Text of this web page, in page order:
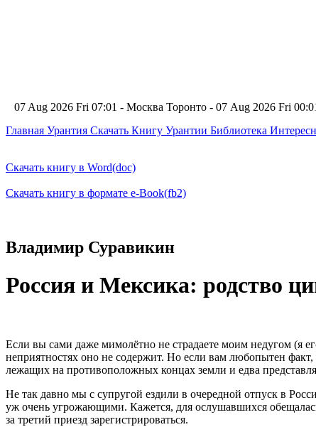
07 Aug 2026 Fri 07:01 - Москва Торонто - 07 Aug 2026 Fri
Главная Урантия Скачать Книгу Урантии Библиотека
Скачать книгу в Word(doc)
Скачать книгу в формате e-Book(fb2)
Владимир Суравикин
Россия и Мексика: родство
Если вы сами даже мимолётно не страдаете моим недугом (я
неприятностях оно не содержит. Но если вам любопытен
лежащих на противоположных концах земли и едва
Не так давно мы с супругой ездили в очередной отпуск в
уж очень угрожающими. Кажется, для ослушавшихся
за третий приезд зарегистрироваться.